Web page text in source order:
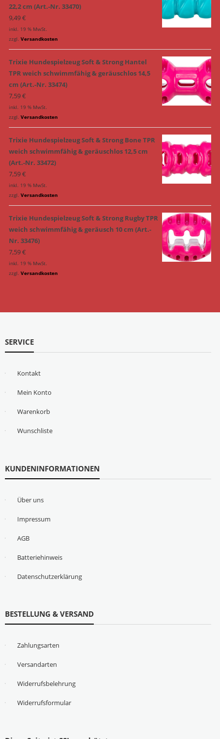
22,2 cm (Art.-Nr. 33470)
9,49€
inkl. 19 % MwSt.
zzgl. Versandkosten
Trixie Hundespielzeug Soft & Strong Hantel
TPR weich schwimmfähig & geräuschlos 14,5
cm (Art.-Nr. 33474)
7,59€
inkl. 19 % MwSt.
zzgl. Versandkosten
Trixie Hundespielzeug Soft & Strong Bone TPR
weich schwimmfähig & geräuschlos 12,5 cm
(Art.-Nr. 33472)
7,59€
inkl. 19 % MwSt.
zzgl. Versandkosten
Trixie Hundespielzeug Soft & Strong Rugby TPR
weich schwimmfähig & geräusch 10 cm (Art.-
Nr. 33476)
7,59€
inkl. 19 % MwSt.
zzgl. Versandkosten
SERVICE
Kontakt
Mein Konto
Warenkorb
Wunschliste
KUNDENINFORMATIONEN
Über uns
Impressum
AGB
Batteriehinweis
Datenschutzerklärung
BESTELLUNG & VERSAND
Zahlungsarten
Versandarten
Widerrufsbelehrung
Widerrufsformular